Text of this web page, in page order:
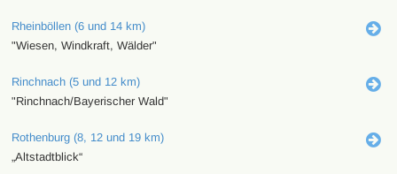
Rheinböllen (6 und 14 km)
"Wiesen, Windkraft, Wälder"
Rinchnach (5 und 12 km)
"Rinchnach/Bayerischer Wald"
Rothenburg (8, 12 und 19 km)
„Altstadtblick“